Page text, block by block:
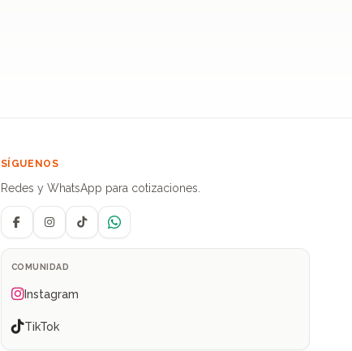
SÍGUENOS
Redes y WhatsApp para cotizaciones.
FacebookInstagramTikTokWhatsApp
COMUNIDAD
Instagram
TikTok